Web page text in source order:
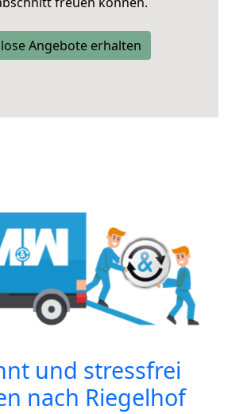
Angebote erhalten
und stressfrei
nach Riegelhof